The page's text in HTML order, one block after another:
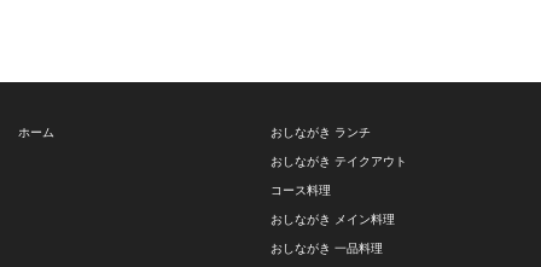
ホーム おしながき ランチ
おしながき テイクアウト
コース料理
おしながき メイン料理
おしながき 一品料理